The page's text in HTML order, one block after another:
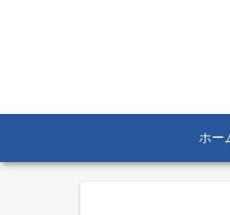
ホー